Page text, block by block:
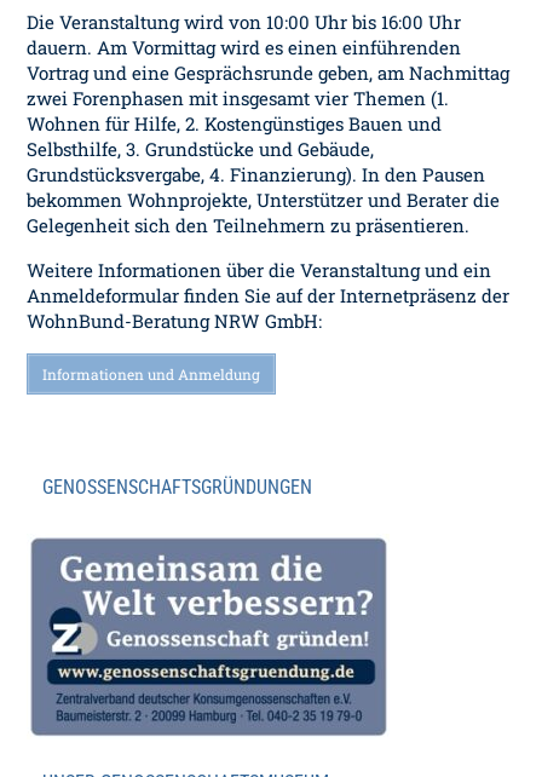
Die Veranstaltung wird von 10:00 Uhr bis 16:00 Uhr
dauern. Am Vormittag wird es einen einführenden
Vortrag und eine Gesprächsrunde geben, am Nachmittag
zwei Forenphasen mit insgesamt vier Themen (1.
Wohnen für Hilfe, 2. Kostengünstiges Bauen und
Selbsthilfe, 3. Grundstücke und Gebäude,
Grundstücksvergabe, 4. Finanzierung). In den Pausen
bekommen Wohnprojekte, Unterstützer und Berater die
Gelegenheit sich den Teilnehmern zu präsentieren.
Weitere Informationen über die Veranstaltung und ein
Anmeldeformular finden Sie auf der Internetpräsenz der
WohnBund-Beratung NRW GmbH:
Informationen und Anmeldung
GENOSSENSCHAFTSGRÜNDUNGEN